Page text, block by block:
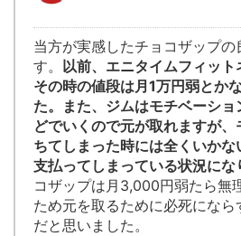
当方が実感したチョコザップ
す。 以前、エニタイムフィット
その時の値段は月1万円弱とか
た。また、ジムはモチベーシ
どでいくので元が取れますが
ちてしまった時には全くいか
支払ってしまっている状況にな
コザップは月3,000円弱たら無
ため元を取るために必死にな
だと思いました。